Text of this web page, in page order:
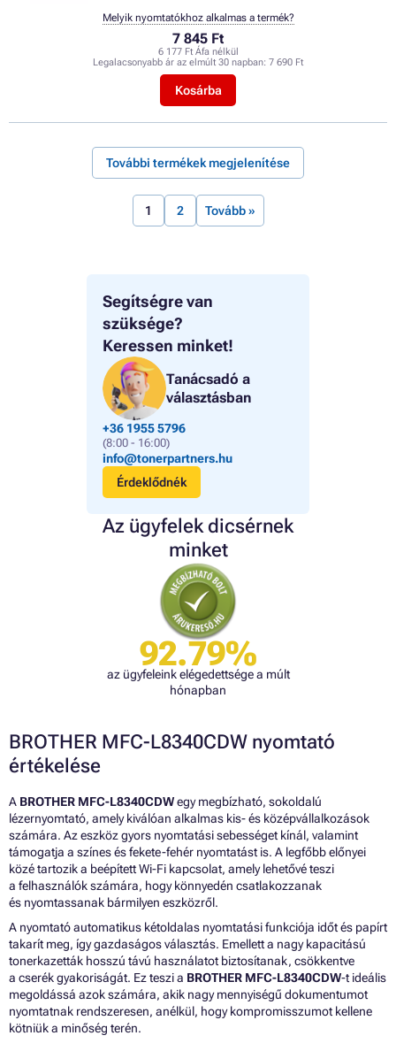
Segítségre van
szüksége?
Keressen minket!
Tanácsadó a
választásban
+36 1955 5796
(8:00 - 16:00)
info@tonerpartners.hu
Érdeklődnék
Az ügyfelek dicsérnek
minket
92.79%
az ügyfeleink elégedettsége a múlt
hónapban
7 845 Ft
6 177 Ft Áfa nélkül
Legalacsonyabb ár az elmúlt 30 napban: 7 690 Ft
Kosárba
Melyik nyomtatókhoz alkalmas a termék?
További termékek megjelenítése
1 2 Tovább »
BROTHER MFC-L8340CDW nyomtató
értékelése
A BROTHER MFC-L8340CDWegy megbízható, sokoldalú
lézernyomtató, amely kiválóan alkalmas kis- és középvállalkozások
számára. Az eszköz gyors nyomtatási sebességet kínál, valamint
támogatja a színes és fekete-fehér nyomtatást is. A legfőbb előnyei
közé tartozik a beépített Wi-Fi kapcsolat, amely lehetővé teszi
a felhasználók számára, hogy könnyedén csatlakozzanak
és nyomtassanak bármilyen eszközről.
A nyomtató automatikus kétoldalas nyomtatási funkciója időt és papírt
takarít meg, így gazdaságos választás. Emellett a nagy kapacitású
tonerkazetták hosszú távú használatot biztosítanak, csökkentve
a cserék gyakoriságát. Ez teszi a BROTHER MFC-L8340CDW-t ideális
megoldássá azok számára, akik nagy mennyiségű dokumentumot
nyomtatnak rendszeresen, anélkül, hogy kompromisszumot kellene
kötniük a minőség terén.